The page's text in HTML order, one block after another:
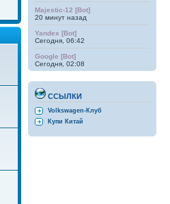
Majestic-12 [Bot]
20 минут назад
Yandex [Bot]
Сегодня, 06:42
Google [Bot]
Сегодня, 02:08
ССЫЛКИ
Volkswagen-Клуб
Купи Китай